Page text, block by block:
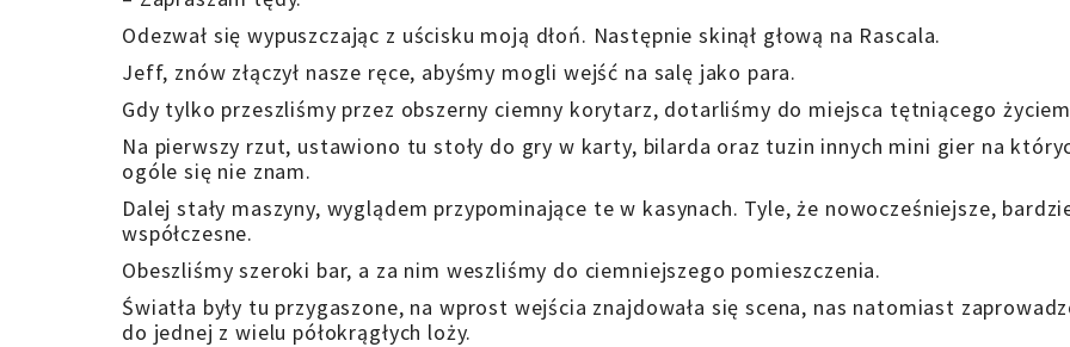
Odezwał się wypuszczając z uścisku moją dłoń. Następnie skinął głową na Rascala.
Jeff, znów złączył nasze ręce, abyśmy mogli wejść na salę jako para.
Gdy tylko przeszliśmy przez obszerny ciemny korytarz, dotarliśmy do miejsca tętniącego
Na pierwszy rzut, ustawiono tu stoły do gry w karty, bilarda oraz tuzin innych mini gier na
ogóle się nie znam.
Dalej stały maszyny, wyglądem przypominające te w kasynach. Tyle, że nowocześniejsze,
współczesne.
Obeszliśmy szeroki bar, a za nim weszliśmy do ciemniejszego pomieszczenia.
Światła były tu przygaszone, na wprost wejścia znajdowała się scena, nas natomiast
do jednej z wielu półokrągłych loży.